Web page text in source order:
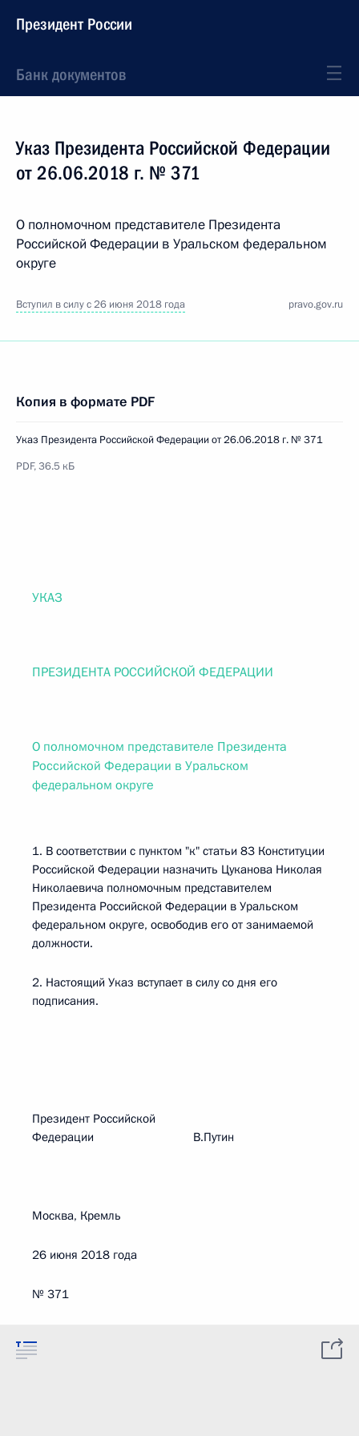
Президент России
Банк документов
Указ Президента Российской Федерации
от 26.06.2018 г. № 371
О полномочном представителе Президента
Российской Федерации в Уральском федеральном
округе
Вступил в силу с 26 июня 2018 года pravo.gov.ru
Копия в формате PDF
Указ Президента Российской Федерации от 26.06.2018 г. № 371
PDF, 36.5 кБ
УКАЗ
ПРЕЗИДЕНТА РОССИЙСКОЙ ФЕДЕРАЦИИ
О полномочном представителе Президента
Российской Федерации в Уральском
федеральном округе
1. В соответствии с пунктом "к" статьи 83 Конституции
Российской Федерации назначить Цуканова Николая
Николаевича полномочным представителем
Президента Российской Федерации в Уральском
федеральном округе, освободив его от занимаемой
должности.
2. Настоящий Указ вступает в силу со дня его
подписания.
Президент Российской
Федерации В.Путин
Москва, Кремль
26 июня 2018 года
№ 371